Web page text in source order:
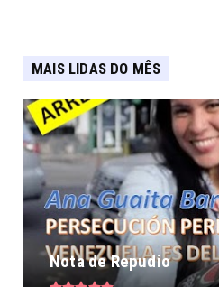
MAIS LIDAS DO MÊS
Nota de Repudio